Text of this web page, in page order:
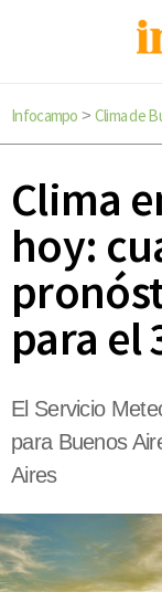
Infocampo > Clima de
Clima
hoy:
para el
El Servicio
para Buenos
Aires